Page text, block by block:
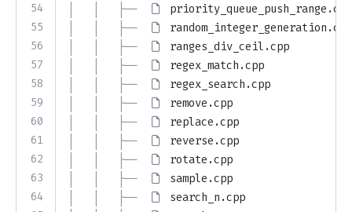
54
55
56
57
58
59
60
61
62
63
64
│   │   ├──
priority_queue_push_range.cpp
│   │   ├──
random_integer_generation.cpp
│   │   ├──
ranges_div_ceil.cpp
│   │   ├──
regex_match.cpp
│   │   ├──
regex_search.cpp
│   │   ├──
remove.cpp
│   │   ├──
replace.cpp
│   │   ├──
reverse.cpp
│   │   ├──
rotate.cpp
│   │   ├──
sample.cpp
│   │   ├──
search_n.cpp